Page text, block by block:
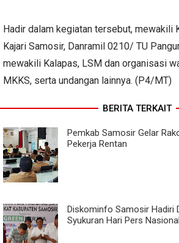
Hadir dalam kegiatan tersebut, mewakili
Kajari Samosir, Danramil 0210/ TU
mewakili Kalapas, LSM dan organisasi
MKKS, serta undangan lainnya. (P4/MT)
BERITA TERKAIT
Pemkab Samosir Gelar
Pekerja Rentan
Diskominfo Samosir Hadiri
Syukuran Hari Pers